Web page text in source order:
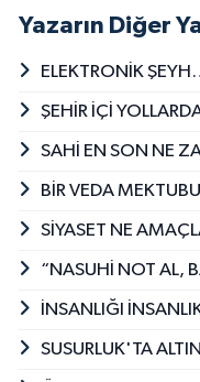
Yazarın Diğer
ELEKTRONİK
ŞEHİR İÇİ
SAHİ EN SON NE
BİR VEDA
SİYASET NE
“NASUHİ NOT AL,
İNSANLIĞI
SUSURLUK'TA